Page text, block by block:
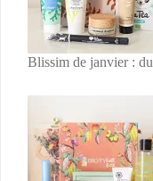
Blissim de janvier :